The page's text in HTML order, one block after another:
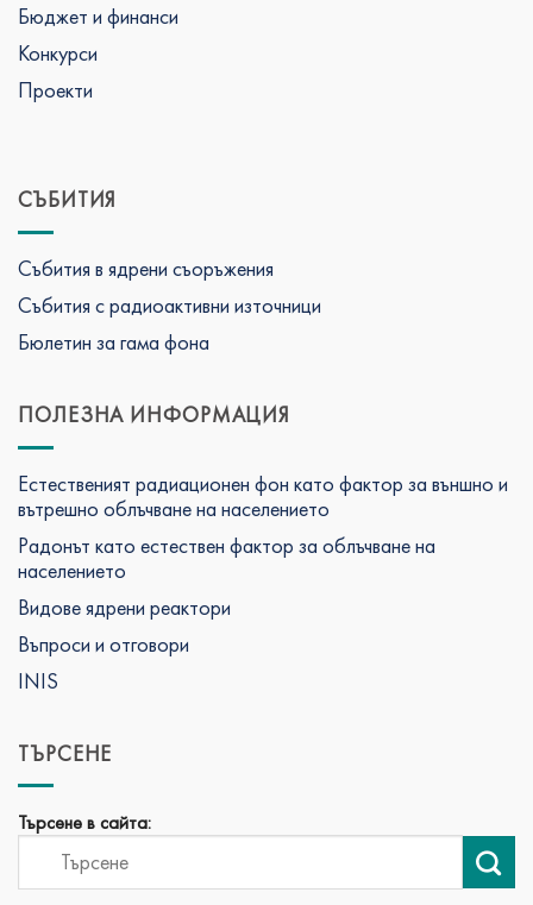
Бюджет и финанси
Конкурси
Проекти
СЪБИТИЯ
Събития в ядрени съоръжения
Събития с радиоактивни източници
Бюлетин за гама фона
ПОЛЕЗНА ИНФОРМАЦИЯ
Естественият радиационен фон като фактор за външно и
вътрешно облъчване на населението
Радонът като естествен фактор за облъчване на
населението
Видове ядрени реактори
Въпроси и отговори
INIS
ТЪРСЕНЕ
Търсене в сайта: